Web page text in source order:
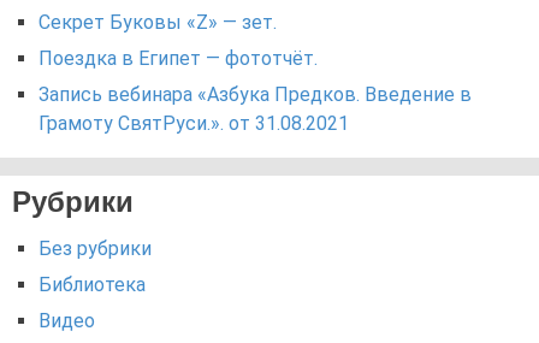
Секрет Буковы «Z» — зет.
Поездка в Египет — фототчёт.
Запись вебинара «Азбука Предков. Введение в
Грамоту СвятРуси.». от 31.08.2021
Рубрики
Без рубрики
Библиотека
Видео